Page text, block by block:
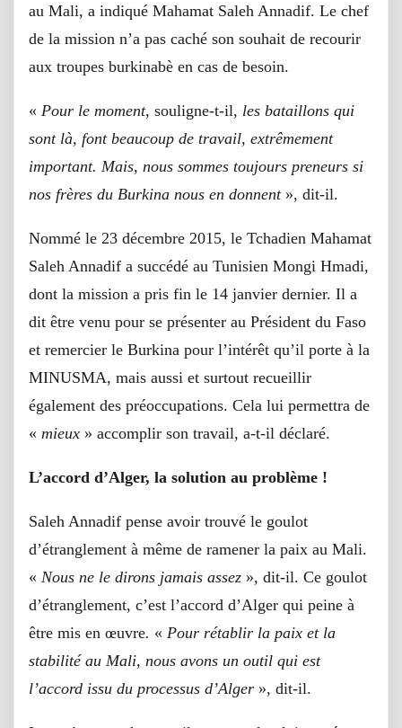
au Mali, a indiqué Mahamat Saleh Annadif. Le chef
de la mission n’a pas caché son souhait de recourir
aux troupes burkinabè en cas de besoin.
« Pour le moment, souligne-t-il, les bataillons qui
sont là, font beaucoup de travail, extrêmement
important. Mais, nous sommes toujours preneurs si
nos frères du Burkina nous en donnent », dit-il.
Nommé le 23 décembre 2015, le Tchadien Mahamat
Saleh Annadif a succédé au Tunisien Mongi Hmadi,
dont la mission a pris fin le 14 janvier dernier. Il a
dit être venu pour se présenter au Président du Faso
et remercier le Burkina pour l’intérêt qu’il porte à la
MINUSMA, mais aussi et surtout recueillir
également des préoccupations. Cela lui permettra de
« mieux » accomplir son travail, a-t-il déclaré.
L’accord d’Alger, la solution au problème !
Saleh Annadif pense avoir trouvé le goulot
d’étranglement à même de ramener la paix au Mali.
« Nous ne le dirons jamais assez », dit-il. Ce goulot
d’étranglement, c’est l’accord d’Alger qui peine à
être mis en œuvre. « Pour rétablir la paix et la
stabilité au Mali, nous avons un outil qui est
l’accord issu du processus d’Alger », dit-il.